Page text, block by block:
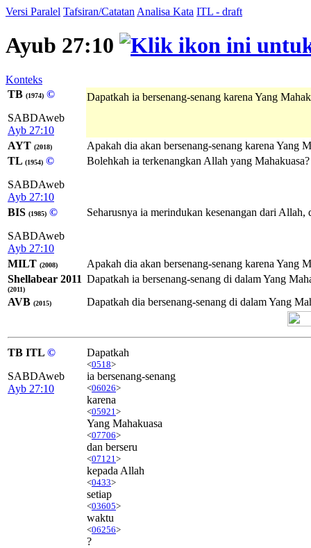
Versi Paralel Tafsiran/Catatan Analisa Kata ITL - draft
Ayub 27:10
Konteks
TB (1974) ©
SABDAweb
Ayb 27:10
Dapatkah ia bersenang-senang karena Yang
AYT (2018)
Apakah dia akan bersenang-senang karena Yang
TL (1954) ©
SABDAweb
Ayb 27:10
Bolehkah ia terkenangkan Allah yang
BIS (1985) ©
SABDAweb
Ayb 27:10
Seharusnya ia merindukan kesenangan dari Allah,
MILT (2008)
Apakah dia akan bersenang-senang karena Yang
Shellabear 2011
(2011)
Dapatkah ia bersenang-senang di dalam Yang
AVB (2015) Dapatkah dia bersenang-senang di dalam Yang
TB ITL ©
SABDAweb
Ayb 27:10
Dapatkah
<0518>
ia bersenang-senang
<06026>
karena
<05921 >
Yang Mahakuasa
<07706>
dan berseru
<07121 >
kepada Allah
<0433>
setiap
<03605>
waktu
<06256>
?